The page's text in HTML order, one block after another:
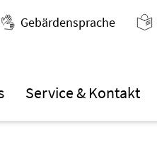
Gebärdensprache
Service & Kontakt